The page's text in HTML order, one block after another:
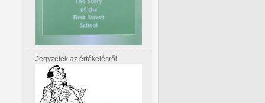
Jegyzetek az értékelésről